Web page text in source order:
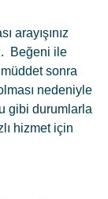
arayışınız
Beğeni ile
sonra
nedeniyle
gibi durumlarla
hizmet için